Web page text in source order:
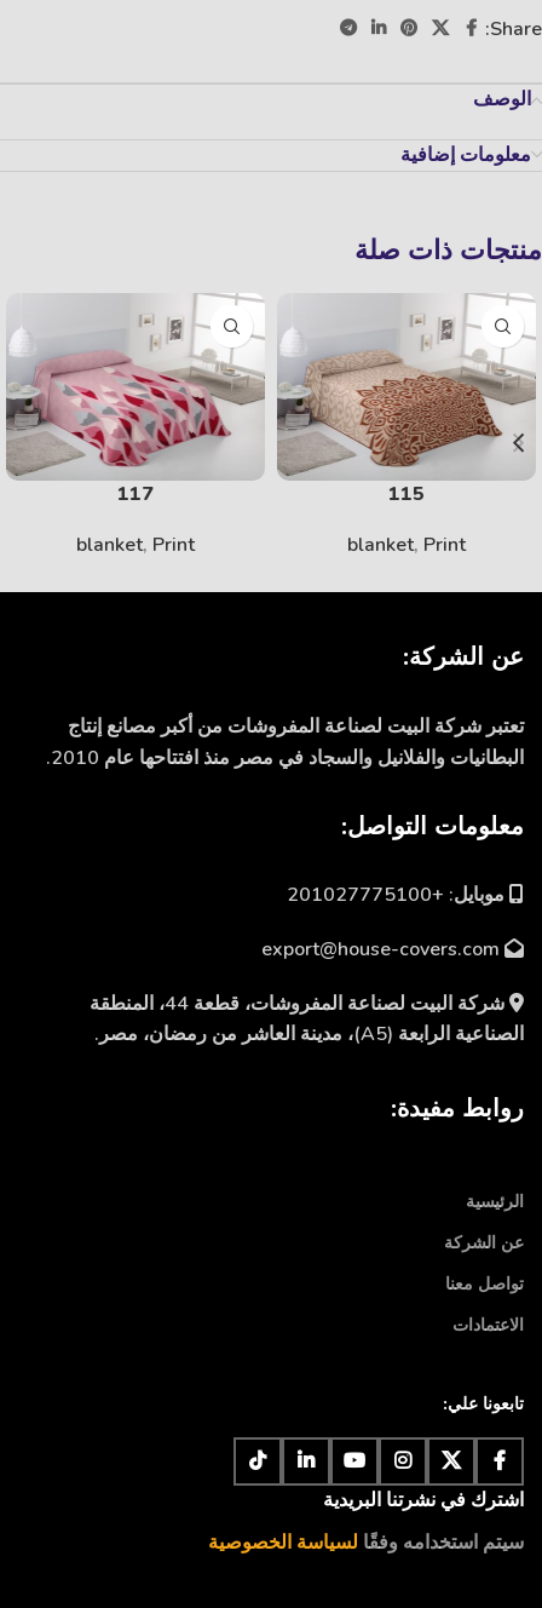
Share:
الوصف
معلومات إضافية
منتجات ذات صلة
115
blanket, Print
117
blanket, Print
عن الشركة:
تعتبر شركة البيت لصناعة المفروشات من أكبر مصانع إنتاج
البطانيات والفلانيل والسجاد في مصر منذ افتتاحها عام 2010.
معلومات التواصل:
موبايل: +201027775100
شركة البيت لصناعة المفروشات، قطعة 44، المنطقة
الصناعية الرابعة (A5)، مدينة العاشر من رمضان، مصر.
روابط مفيدة:
الرئيسية
عن الشركة
تواصل معنا
الاعتمادات
تابعونا علي:
اشترك في نشرتنا البريدية
سيتم استخدامه وفقًا لسياسة الخصوصية